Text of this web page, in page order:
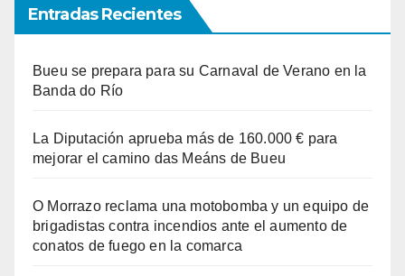
Entradas Recientes
Bueu se prepara para su Carnaval de Verano en la
Banda do Río
La Diputación aprueba más de 160.000 € para
mejorar el camino das Meáns de Bueu
O Morrazo reclama una motobomba y un equipo de
brigadistas contra incendios ante el aumento de
conatos de fuego en la comarca